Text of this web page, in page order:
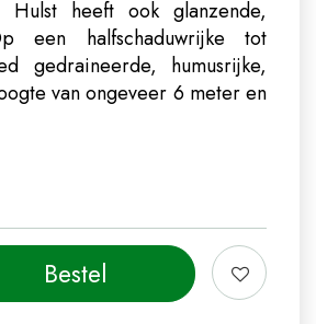
heeft ook glanzende,
een halfschaduwrijke tot
gedraineerde, humusrijke,
van ongeveer 6 meter en